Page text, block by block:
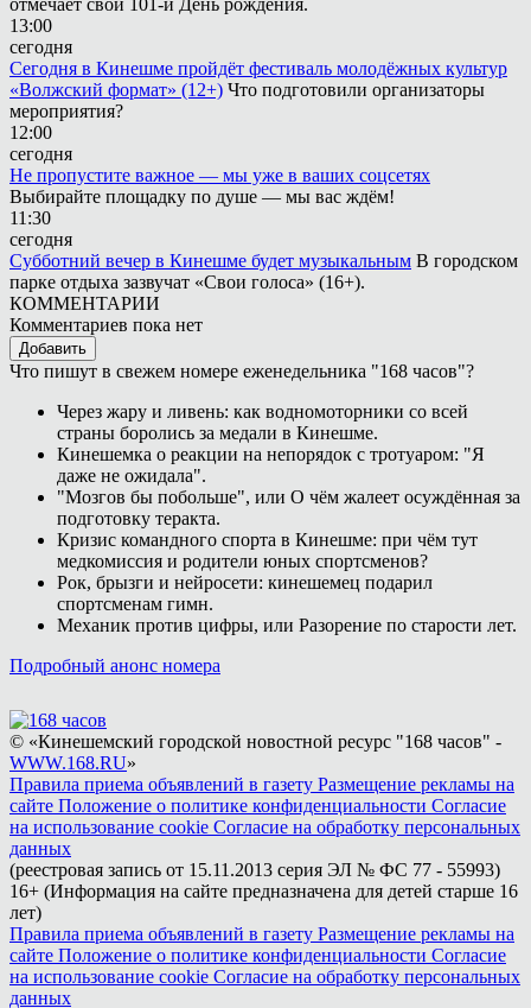
13:00
сегодня
Сегодня в Кинешме пройдёт фестиваль молодёжных культур
«Волжский формат» (12+) Что подготовили организаторы
мероприятия?
12:00
сегодня
Не пропустите важное — мы уже в ваших соцсетях
Выбирайте площадку по душе — мы вас ждём!
11:30
сегодня
Субботний вечер в Кинешме будет музыкальным В городском
парке отдыха зазвучат «Свои голоса» (16+).
КОММЕНТАРИИ
Комментариев пока нет
Добавить
Что пишут в свежем номере еженедельника "168 часов"?
Через жару и ливень: как водномоторники со всей
страны боролись за медали в Кинешме.
Кинешемка о реакции на непорядок с тротуаром: "Я
даже не ожидала".
"Мозгов бы побольше", или О чём жалеет осуждённая за
подготовку теракта.
Кризис командного спорта в Кинешме: при чём тут
медкомиссия и родители юных спортсменов?
Рок, брызги и нейросети: кинешемец подарил
спортсменам гимн.
Механик против цифры, или Разорение по старости лет.
Подробный анонс номера
© «Кинешемский городской новостной ресурс "168 часов" -
WWW.168.RU»
Правила приема объявлений в газету Размещение рекламы на
сайте Положение о политике конфиденциальности Согласие
на использование cookie Согласие на обработку персональных
данных
(реестровая запись от 15.11.2013 серия ЭЛ № ФС 77 - 55993)
16+ (Информация на сайте предназначена для детей старше 16
лет)
Правила приема объявлений в газету Размещение рекламы на
сайте Положение о политике конфиденциальности Согласие
на использование cookie Согласие на обработку персональных
данных